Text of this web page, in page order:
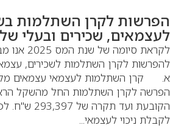
שכירים ובעלי
לקראת סיומה של
לקרן השתלמות לשכירים,
קרן השתלמות לעצמאי עצמאים
הקובעת ועד תקרה
ניכוי לעצמאי...